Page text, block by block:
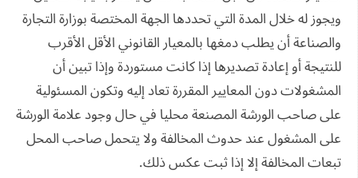
ويجوز له خلال المدة التي تحددها الجهة المختصة بوزارة التجارة
والصناعة أن يطلب دمغها بالمعيار القانوني الأقل الأقرب
للنتيجة أو إعادة تصديرها إذا كانت مستوردة وإذا تبين أن
المشغولات دون المعايير المقررة تعاد إليه وتكون المسئولية
على صاحب الورشة المصنعة محليا في حال وجود علامة الورشة
على المشغول عند حدوث المخالفة ولا يتحمل صاحب المحل
تبعات المخالفة إلا إذا ثبت عكس ذلك.